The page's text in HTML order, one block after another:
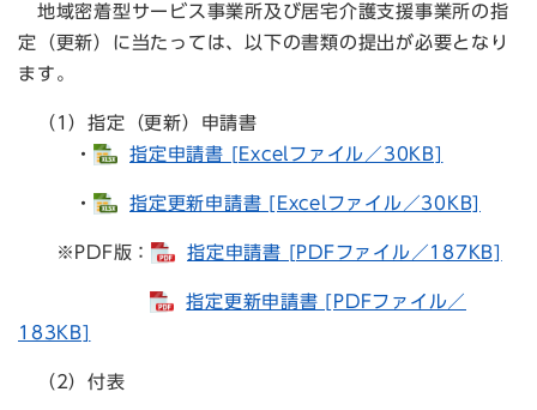
地域密着型サービス事業所及び居宅介護支援事業所の指
定（更新）に当たっては、以下の書類の提出が必要となり
ます。
（1）指定（更新）申請書
・
指定申請書 [Excelファイル／30KB]
・ 指定更新申請書 [Excelファイル／30KB]
※PDF版： 指定申請書 [PDFファイル／187KB]
指定更新申請書 [PDFファイル／
183KB]
（2）付表